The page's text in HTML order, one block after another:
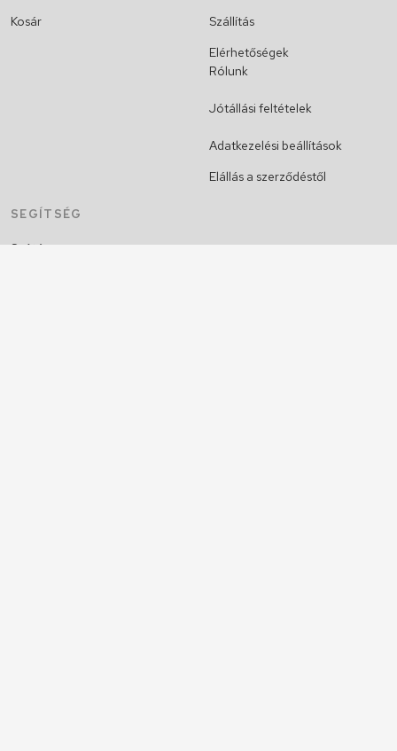
Kosár
Szállítás
Elérhetőségek
Rólunk
Jótállási feltételek
Adatkezelési beállítások
Elállás a szerződéstől
SEGÍTSÉG
Szótár